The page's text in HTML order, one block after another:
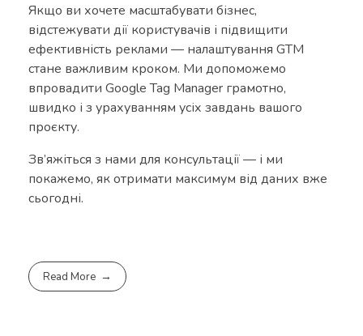
Якщо ви хочете масштабувати бізнес,
відстежувати дії користувачів і підвищити
ефективність реклами — налаштування GTM
стане важливим кроком. Ми допоможемо
впровадити Google Tag Manager грамотно,
швидко і з урахуванням усіх завдань вашого
проєкту.
Зв’яжіться з нами для консультації — і ми
покажемо, як отримати максимум від даних вже
сьогодні.
Read More